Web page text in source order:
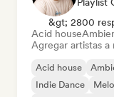
&gt; 2800
Acid house
Agregar artistas
Acid house
Indie Dance